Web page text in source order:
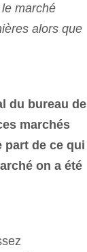
marché
alors que
du bureau de
marchés
part de ce qui
on a été